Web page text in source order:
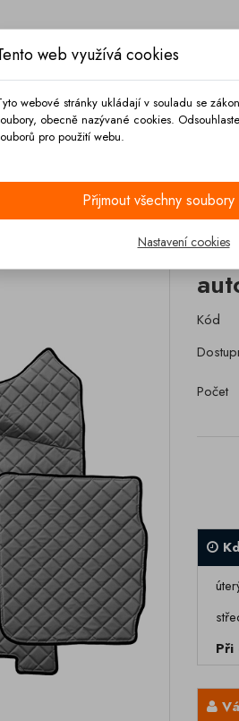
Kožený koberec IVECO
Kód
Počet
Při
web využívá cookies
webové stránky ukládají v souladu se
obecně nazývané cookies.
pro použití webu.
Přijmout všechny
Nastavení cookies